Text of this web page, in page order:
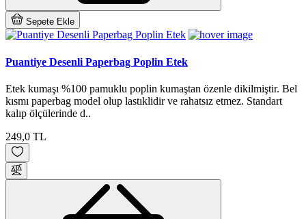
Sepete Ekle
Puantiye Desenli Paperbag Poplin Etek
Etek kumaşı %100 pamuklu poplin kumaştan özenle dikilmiştir. Bel
kısmı paperbag model olup lastıklidir ve rahatsız etmez. Standart
kalıp ölçülerinde d..
249,0 TL